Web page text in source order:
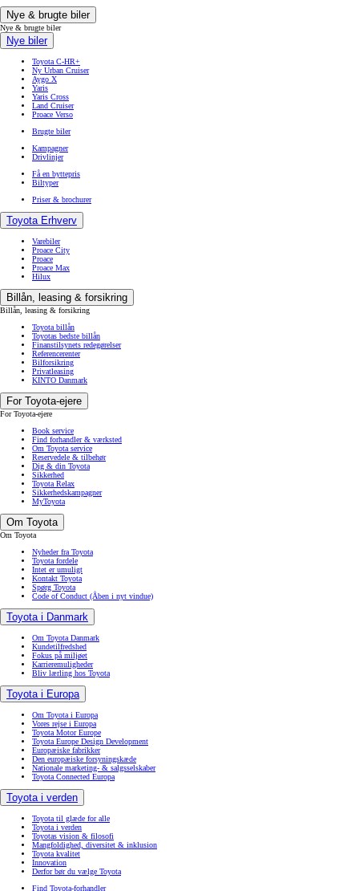
Nye & brugte biler
Nye & brugte biler
Nye biler
Toyota C-HR+
Ny Urban Cruiser
Aygo X
Yaris
Yaris Cross
Land Cruiser
Proace Verso
Brugte biler
Kampagner
Drivlinjer
Få en byttepris
Biltyper
Priser & brochurer
Toyota Erhverv
Varebiler
Proace City
Proace
Proace Max
Hilux
Billån, leasing & forsikring
Billån, leasing & forsikring
Toyota billån
Toyotas bedste billån
Finanstilsynets redegørelser
Referencerenter
Bilforsikring
Privatleasing
KINTO Danmark
For Toyota-ejere
For Toyota-ejere
Book service
Find forhandler & værksted
Om Toyota service
Reservedele & tilbehør
Dig & din Toyota
Sikkerhed
Toyota Relax
Sikkerhedskampagner
MyToyota
Om Toyota
Om Toyota
Nyheder fra Toyota
Toyota fordele
Intet er umuligt
Kontakt Toyota
Spørg Toyota
Code of Conduct (Åben i nyt vindue)
Toyota i Danmark
Om Toyota Danmark
Kundetilfredshed
Fokus på miljøet
Karrieremuligheder
Bliv lærling hos Toyota
Toyota i Europa
Om Toyota i Europa
Vores rejse i Europa
Toyota Motor Europe
Toyota Europe Design Development
Europæiske fabrikker
Den europæiske forsyningskæde
Nationale marketing- & salgsselskaber
Toyota Connected Europa
Toyota i verden
Toyota til glæde for alle
Toyota i verden
Toyotas vision & filosofi
Mangfoldighed, diversitet & inklusion
Toyota kvalitet
Innovation
Derfor bør du vælge Toyota
Find Toyota-forhandler